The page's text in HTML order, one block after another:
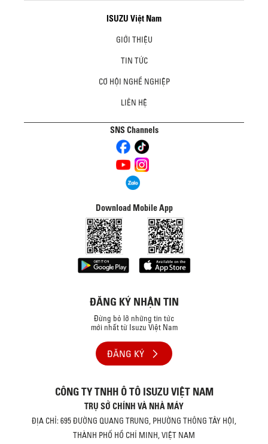
ISUZU Việt Nam
GIỚI THIỆU
TIN TỨC
CƠ HỘI NGHỀ NGHIỆP
LIÊN HỆ
SNS Channels
Download Mobile App
ĐĂNG KÝ NHẬN TIN
Đừng bỏ lỡ những tin tức
mới nhất từ Isuzu Việt Nam
ĐĂNG KÝ
CÔNG TY TNHH Ô TÔ ISUZU VIỆT NAM
TRỤ SỞ CHÍNH VÀ NHÀ MÁY
ĐỊA CHỈ: 695 ĐƯỜNG QUANG TRUNG, PHƯỜNG THÔNG TÂY HỘI,
THÀNH PHỐ HỒ CHÍ MINH, VIỆT NAM